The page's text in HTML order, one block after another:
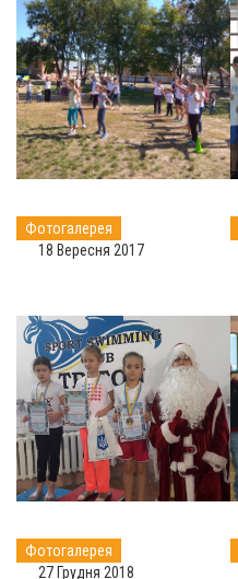
Фотогалерея
18 Вересня 2017
Фотогалерея
27 Грудня 2018